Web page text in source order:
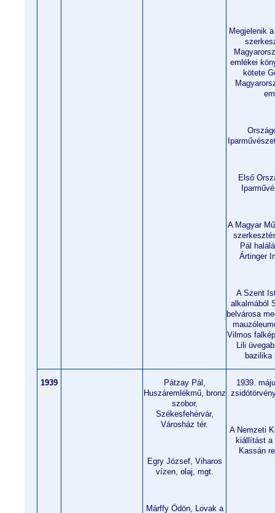
Megjelenik
emlékei
kötete
Első
A Magyar
Pál
Ártinger
A Szent
alkalmából
belvárosa
Vilmos
Lili
bazilika
1939
Pátzay Pál,
Huszáremlékmű, bronz
szobor,
Székesfehérvár,
Városház tér.
Egry József, Viharos
vízen, olaj, mgt.
Márffy Ödön, Lovak a
1939.
A Nemzeti
kiállítást
Kassán